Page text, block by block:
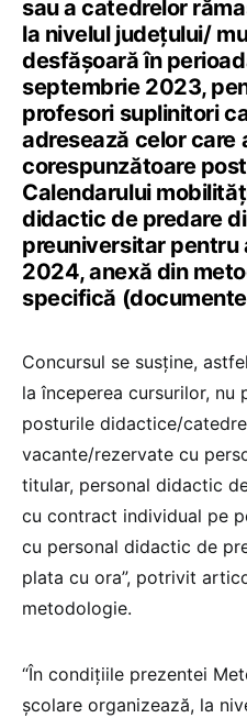
sau a catedrelor
la nivelul județului/
desfășoară în
septembrie 2023,
profesori suplinitori
adresează celor care
corespunzătoare
Calendarului
didactic de predare
preuniversitar pentru
2024, anexă din
specifică
Concursul se susține,
la începerea cursurilor,
posturile didactice/
vacante/rezervate cu
titular, personal didactic
cu contract individual pe
cu personal didactic de
plata cu ora”, potrivit
metodologie.
“În condiţiile prezentei
şcolare organizează, la